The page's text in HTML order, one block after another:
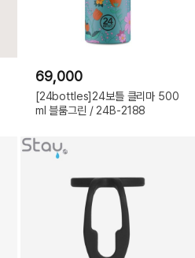
69,000
[24bottles]24보틀 클리마 500
ml 블룸그린 / 24B-2188